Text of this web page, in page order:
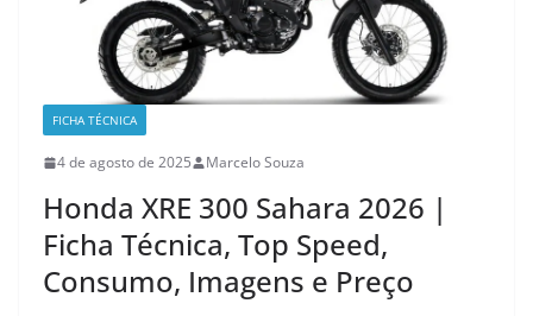
FICHA TÉCNICA
4 de agosto de 2025 Marcelo Souza
Honda XRE 300 Sahara 2026 |
Ficha Técnica, Top Speed,
Consumo, Imagens e Preço